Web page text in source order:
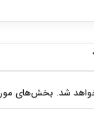
شد. بخش‌های